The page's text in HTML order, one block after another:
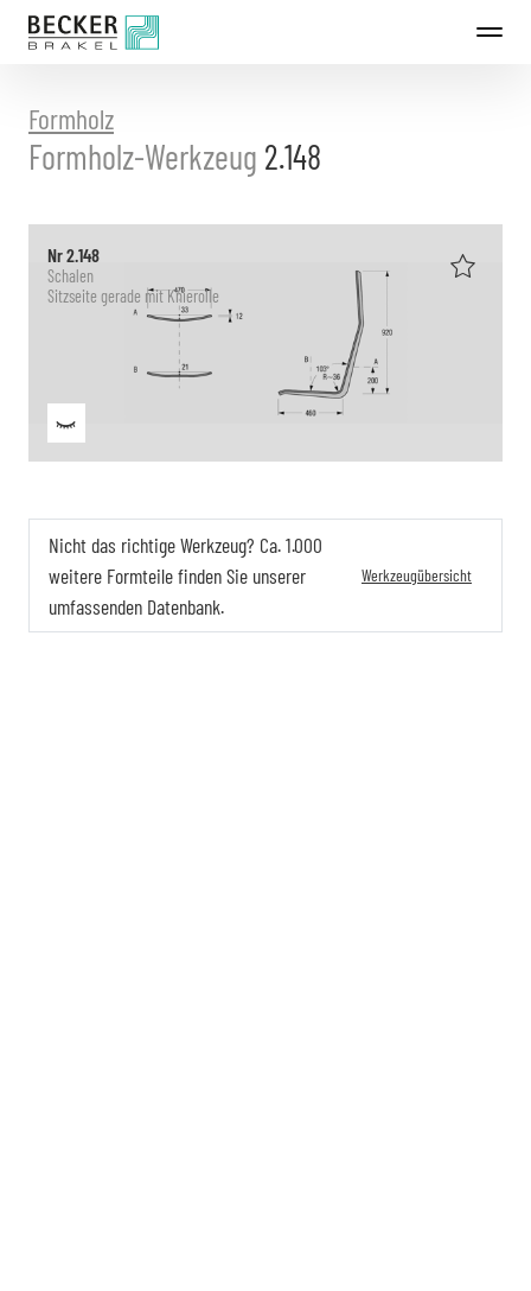
Direkt
Formholz
Formholz-Werkzeug 2.148
Nr 2.148
Schalen
Sitzseite gerade mit Knierolle
Nicht das richtige Werkzeug? Ca. 1.000
weitere Formteile finden Sie unserer
umfassenden Datenbank.
Werkzeugübersicht